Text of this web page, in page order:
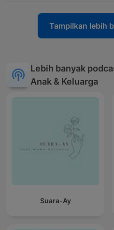
Tampilkan lebih
Lebih banyak
Anak & Keluarga
Suara-Ay